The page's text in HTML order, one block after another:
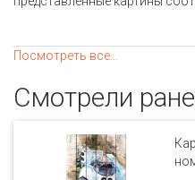
Посмотреть все...
Смотрели